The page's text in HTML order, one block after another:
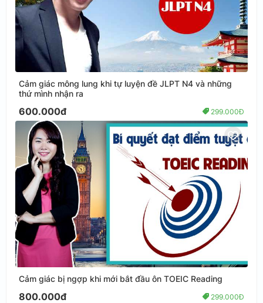
Cảm giác mông lung khi tự luyện đề JLPT N4 và những
thứ mình nhận ra
600.000đ 299.000Đ
Cảm giác bị ngợp khi mới bắt đầu ôn TOEIC Reading
800.000đ 299.000Đ